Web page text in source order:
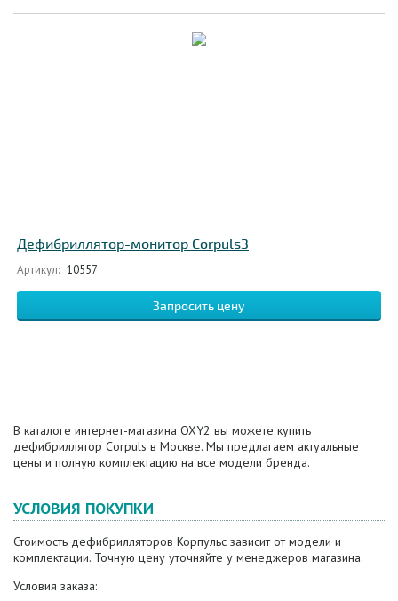
Дефибриллятор-монитор Corpuls3
Артикул: 10557
Запросить цену
В каталоге интернет-магазина OXY2 вы можете купить
дефибриллятор Corpuls в Москве. Мы предлагаем актуальные
цены и полную комплектацию на все модели бренда.
УСЛОВИЯ ПОКУПКИ
Стоимость дефибрилляторов Корпульс зависит от модели и
комплектации. Точную цену уточняйте у менеджеров магазина.
Условия заказа: